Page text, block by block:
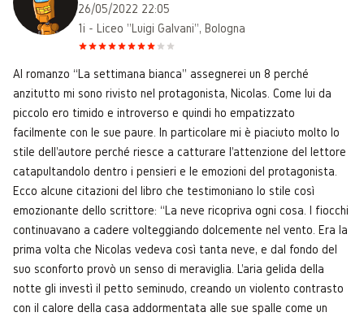
26/05/2022 22:05
1i - Liceo "Luigi Galvani", Bologna
Al romanzo “La settimana bianca” assegnerei un 8 perché
anzitutto mi sono rivisto nel protagonista, Nicolas. Come lui da
piccolo ero timido e introverso e quindi ho empatizzato
facilmente con le sue paure. In particolare mi è piaciuto molto lo
stile dell'autore perché riesce a catturare l'attenzione del lettore
catapultandolo dentro i pensieri e le emozioni del protagonista.
Ecco alcune citazioni del libro che testimoniano lo stile così
emozionante dello scrittore: “La neve ricopriva ogni cosa. I fiocchi
continuavano a cadere volteggiando dolcemente nel vento. Era la
prima volta che Nicolas vedeva così tanta neve, e dal fondo del
suo sconforto provò un senso di meraviglia. L'aria gelida della
notte gli investì il petto seminudo, creando un violento contrasto
con il calore della casa addormentata alle sue spalle come un